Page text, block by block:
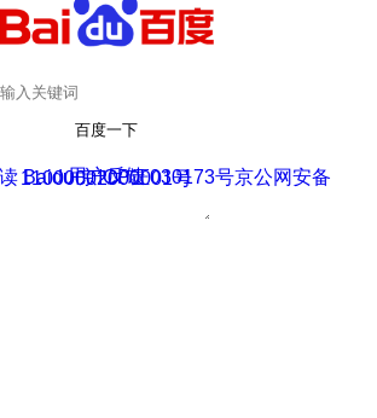
百度一下
用户反馈
Baidu 京ICP证030173号
京公网安备11000002000001号